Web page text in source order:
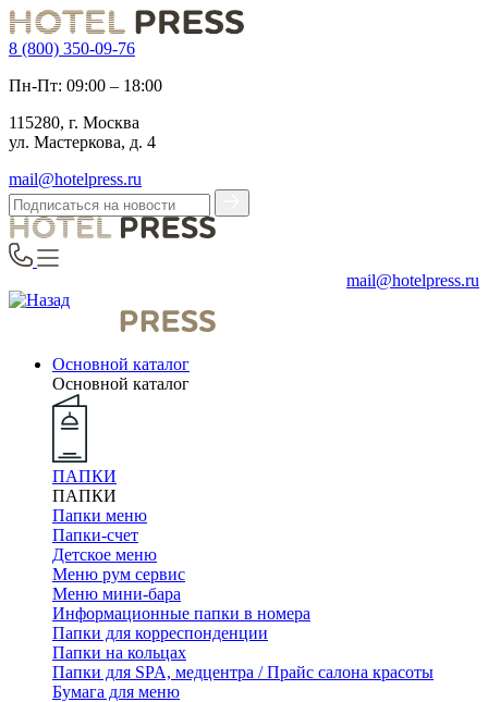
8 (800) 350-09-76
Пн-Пт: 09:00 – 18:00
115280, г. Москва
ул. Мастеркова, д. 4
mail@hotelpress.ru
mail@hotelpress.ru
Основной каталог
Основной каталог
ПАПКИ
ПАПКИ
Папки меню
Папки-счет
Детское меню
Меню рум сервис
Меню мини-бара
Информационные папки в номера
Папки для корреспонденции
Папки на кольцах
Папки для SPA, медцентра / Прайс салона красоты
Бумага для меню